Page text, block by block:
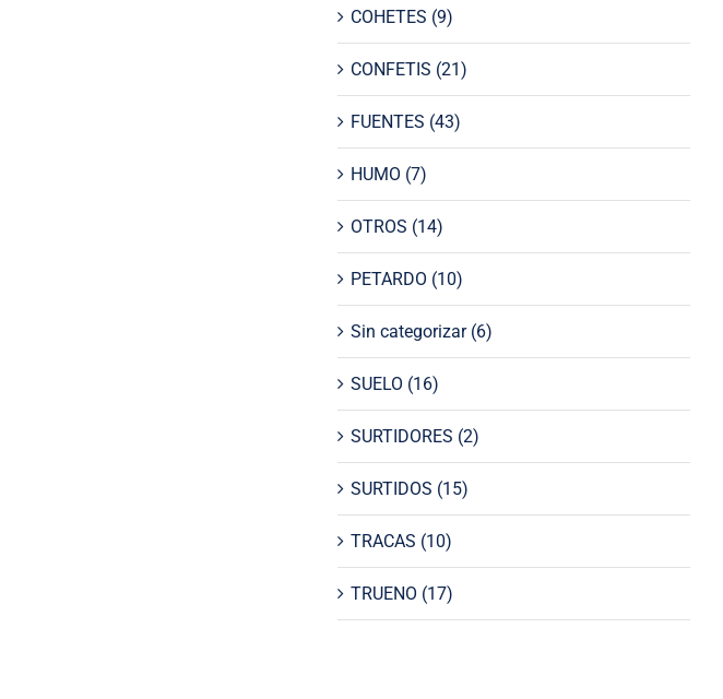
COHETES (9)
CONFETIS (21)
FUENTES (43)
HUMO (7)
OTROS (14)
PETARDO (10)
Sin categorizar (6)
SUELO (16)
SURTIDORES (2)
SURTIDOS (15)
TRACAS (10)
TRUENO (17)